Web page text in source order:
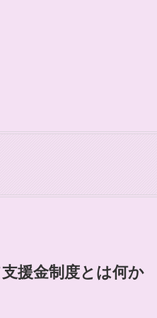
援金制度とは何か